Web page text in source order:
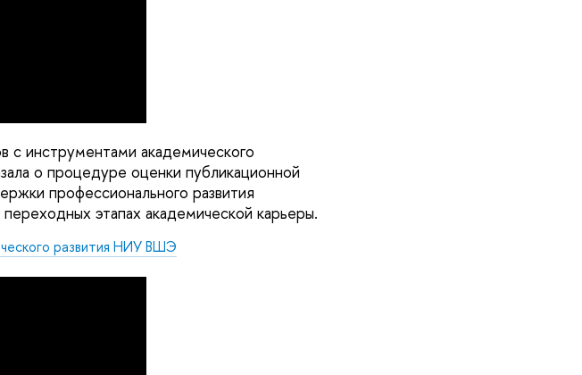
с инструментами академического
о процедуре оценки публикационной
профессионального развития
этапах академической карьеры.
развития НИУ ВШЭ